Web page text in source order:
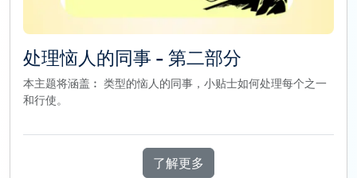
处理恼人的同事 - 第二部分
本主题将涵盖︰ 类型的恼人的同事，小贴士如何处理每个之一
和行使。
了解更多